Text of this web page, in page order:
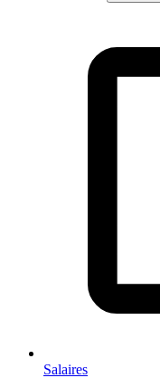
Salaires